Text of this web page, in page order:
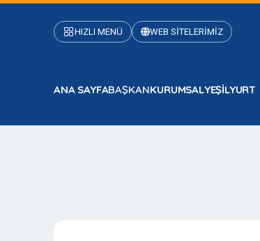
HIZLI MENÜ WEB SİTELERİMİZ
ANA SAYFABAŞKANKURUMSALYEŞİLYURT